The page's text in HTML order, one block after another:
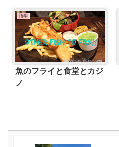
語学
魚のフライと食堂とカジ
ノ